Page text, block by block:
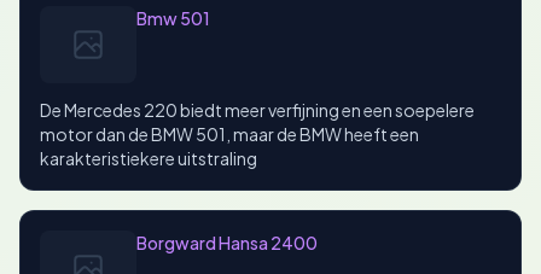
Bmw 501
De Mercedes 220 biedt meer verfijning en een soepelere
motor dan de BMW 501, maar de BMW heeft een
karakteristiekere uitstraling
Borgward Hansa 2400